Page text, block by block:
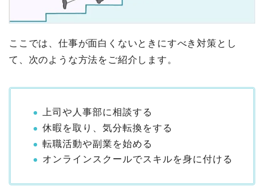
ここでは、仕事が面白くないときにすべき対策とし
て、次のような方法をご紹介します。
上司や人事部に相談する
休暇を取り、気分転換をする
転職活動や副業を始める
オンラインスクールでスキルを身に付ける